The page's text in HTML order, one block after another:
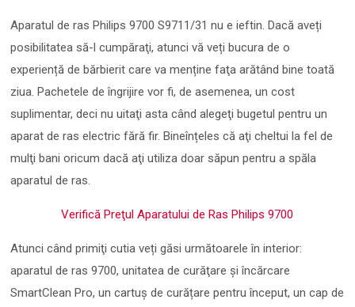
Aparatul de ras Philips 9700 S9711/31 nu e ieftin. Dacă aveți
posibilitatea să-l cumpăraţi, atunci vă veți bucura de o
experiență de bărbierit care va menține faţa arătând bine toată
ziua. Pachetele de îngrijire vor fi, de asemenea, un cost
suplimentar, deci nu uitaţi asta când alegeţi bugetul pentru un
aparat de ras electric fără fir. Bineînțeles că aţi cheltui la fel de
mulţi bani oricum dacă aţi utiliza doar săpun pentru a spăla
aparatul de ras.
Verifică Preţul Aparatului de Ras Philips 9700
Atunci când primiţi cutia veți găsi următoarele în interior:
aparatul de ras 9700, unitatea de curăţare şi încărcare
SmartClean Pro, un cartuș de curățare pentru început, un cap de